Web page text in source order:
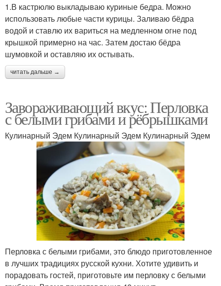
1.В кастрюлю выкладываю куриные бедра. Можно
использовать любые части курицы. Заливаю бёдра
водой и ставлю их вариться на медленном огне под
крышкой примерно на час. Затем достаю бёдра
шумовкой и оставляю их остывать.
читать дальше →
Завораживающий вкус: Перловка
с белыми грибами и рёбрышками
Кулинарный Эдем Кулинарный Эдем Кулинарный Эдем
Перловка с белыми грибами, это блюдо приготовленное
в лучших традициях русской кухни. Хотите удивить и
порадовать гостей, приготовьте им перловку с белыми